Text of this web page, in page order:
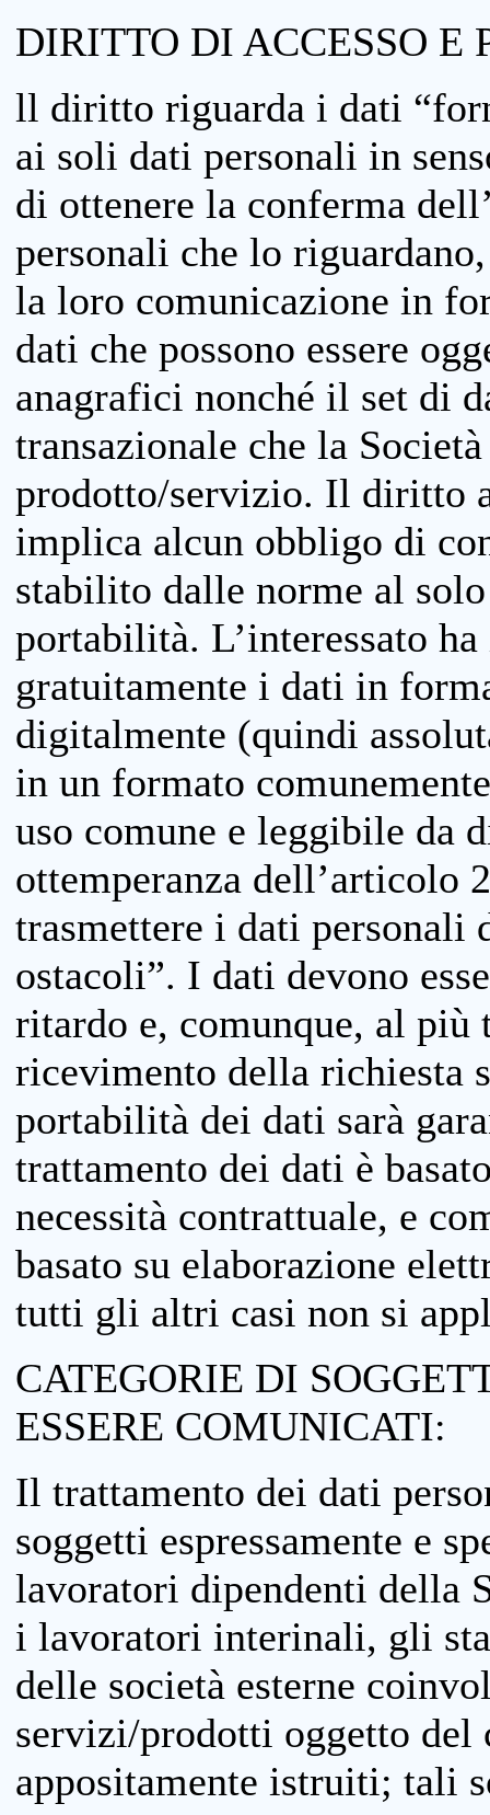
DIRITTO DI ACCESSO
ll diritto riguarda i dati
ai soli dati personali in
di ottenere la conferma
personali che lo
la loro comunicazione in
dati che possono essere
anagrafici nonché il set di
transazionale che la
prodotto/servizio. Il diritto
implica alcun obbligo di
stabilito dalle norme al
portabilità. L’interessato
gratuitamente i dati in
digitalmente (quindi
in un formato
uso comune e leggibile da
ottemperanza dell’articolo
trasmettere i dati personali
ostacoli”. I dati devono
ritardo e, comunque, al più
ricevimento della richiesta
portabilità dei dati sarà
trattamento dei dati è
necessità contrattuale, e
basato su elaborazione
tutti gli altri casi non si
CATEGORIE DI
ESSERE COMUNICATI:
Il trattamento dei dati
soggetti espressamente e
lavoratori dipendenti della
i lavoratori interinali, gli
delle società esterne
servizi/prodotti oggetto
appositamente istruiti; tali